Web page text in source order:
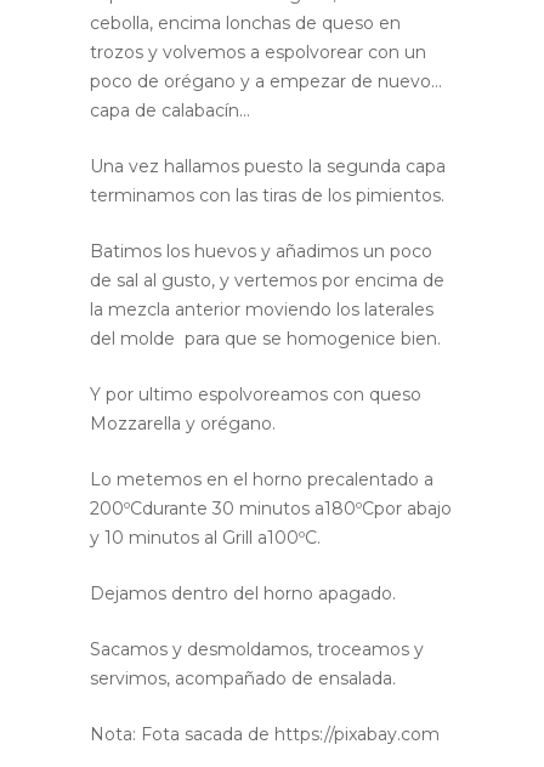
cebolla, encima lonchas de queso en
trozos y volvemos a espolvorear con un
poco de orégano y a empezar de nuevo…
capa de calabacín…
Una vez hallamos puesto la segunda capa
terminamos con las tiras de los pimientos.
Batimos los huevos y añadimos un poco
de sal al gusto, y vertemos por encima de
la mezcla anterior moviendo los laterales
del molde para que se homogenice bien.
Y por ultimo espolvoreamos con queso
Mozzarella y orégano.
Lo metemos en el horno precalentado a
200ºCdurante 30 minutos a180ºCpor abajo
y 10 minutos al Grill a100ºC.
Dejamos dentro del horno apagado.
Sacamos y desmoldamos, troceamos y
servimos, acompañado de ensalada.
Nota: Fota sacada de https://pixabay.com